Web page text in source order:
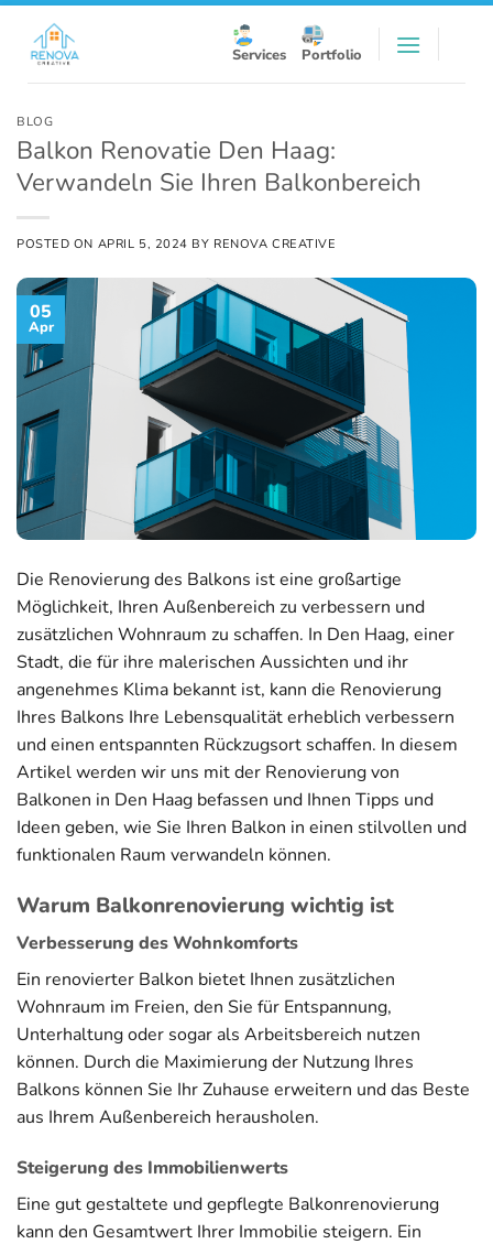
content
Services Portfolio
BLOG
Balkon Renovatie Den Haag:
Verwandeln Sie Ihren Balkonbereich
POSTED ON APRIL 5, 2024 BY RENOVA CREATIVE
05
Apr
Die Renovierung des Balkons ist eine großartige
Möglichkeit, Ihren Außenbereich zu verbessern und
zusätzlichen Wohnraum zu schaffen. In Den Haag, einer
Stadt, die für ihre malerischen Aussichten und ihr
angenehmes Klima bekannt ist, kann die Renovierung
Ihres Balkons Ihre Lebensqualität erheblich verbessern
und einen entspannten Rückzugsort schaffen. In diesem
Artikel werden wir uns mit der Renovierung von
Balkonen in Den Haag befassen und Ihnen Tipps und
Ideen geben, wie Sie Ihren Balkon in einen stilvollen und
funktionalen Raum verwandeln können.
Warum Balkonrenovierung wichtig ist
Verbesserung des Wohnkomforts
Ein renovierter Balkon bietet Ihnen zusätzlichen
Wohnraum im Freien, den Sie für Entspannung,
Unterhaltung oder sogar als Arbeitsbereich nutzen
können. Durch die Maximierung der Nutzung Ihres
Balkons können Sie Ihr Zuhause erweitern und das Beste
aus Ihrem Außenbereich herausholen.
Steigerung des Immobilienwerts
Eine gut gestaltete und gepflegte Balkonrenovierung
kann den Gesamtwert Ihrer Immobilie steigern. Ein